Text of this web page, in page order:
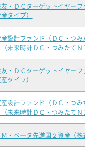
友・ＤＣターゲットイヤーフ
産タイプ）
産設計ファンド（ＤＣ・つ
（未来時計ＤＣ・つみたて
友・ＤＣターゲットイヤーフ
産タイプ）
産設計ファンド（ＤＣ・つ
（未来時計ＤＣ・つみたて
Ｍ・ベータ先進国２資産（